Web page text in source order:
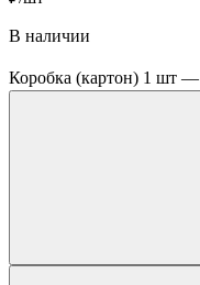
В наличии
Коробка (картон) 1 шт —